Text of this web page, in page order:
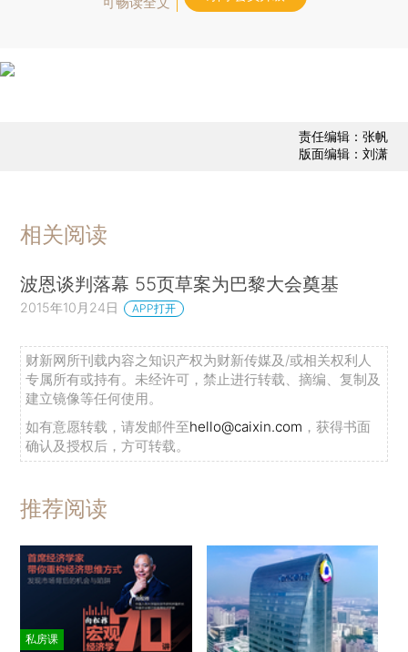
责任编辑：张帆
版面编辑：刘潇
相关阅读
波恩谈判落幕 55页草案为巴黎大会奠基
2015年10月24日 APP打开
财新网所刊载内容之知识产权为财新传媒及/或相关权利人
专属所有或持有。未经许可，禁止进行转载、摘编、复制及
建立镜像等任何使用。
如有意愿转载，请发邮件至hello@caixin.com ，获得书面
确认及授权后，方可转载。
推荐阅读
私房课